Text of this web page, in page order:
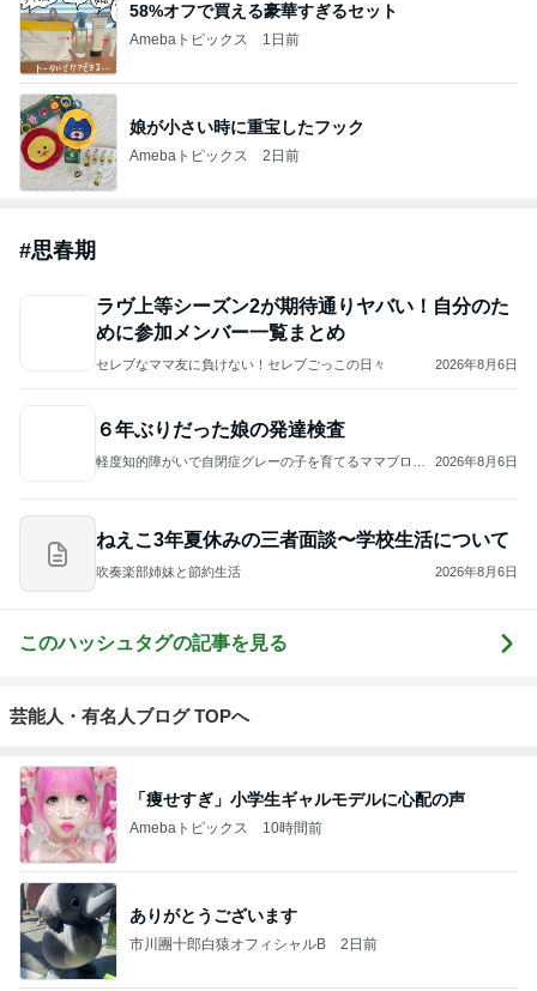
58%オフで買える豪華すぎるセット
Amebaトピックス 1日前
娘が小さい時に重宝したフック
Amebaトピックス 2日前
#思春期
ラヴ上等シーズン2が期待通りヤバい！自分のた
めに参加メンバー一覧まとめ
セレブなママ友に負けない！セレブごっこの日々 2026年8月6日
６年ぶりだった娘の発達検査
軽度知的障がいで自閉症グレーの子を育てるママブログ/
2026年8月6日
ねえこ3年夏休みの三者面談〜学校生活について
吹奏楽部姉妹と節約生活 2026年8月6日
このハッシュタグの記事を見る
芸能人・有名人ブログ TOPへ
「痩せすぎ」小学生ギャルモデルに心配の声
Amebaトピックス 10時間前
ありがとうございます
市川團十郎白猿オフィシャルB 2日前